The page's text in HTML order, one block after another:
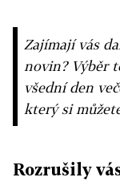
Zajímají vás
novin? Výběr
všední den
který si
Rozrušily